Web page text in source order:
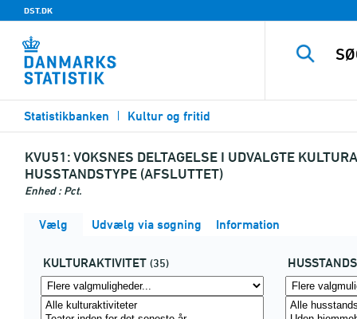
DST.DK
Statistikbanken Kultur og fritid
KVU51:VOKSNES DELTAGELSE I UDVALGTE
HUSSTANDSTYPE (AFSLUTTET)
Enhed : Pct.
Vælg Udvælg via søgning Information
KULTURAKTIVITET (35)